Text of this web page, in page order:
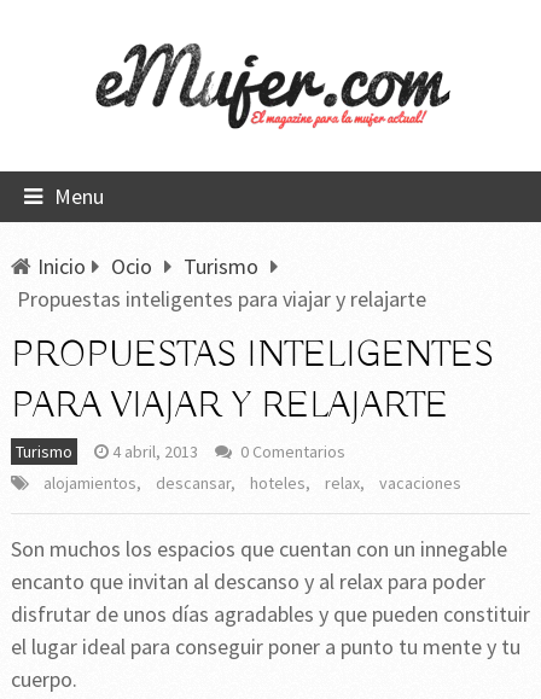
Menu
Inicio Ocio
Turismo
Propuestas inteligentes para viajar y relajarte
PROPUESTAS INTELIGENTES
PARA VIAJAR Y RELAJARTE
Turismo 4 abril, 2013
0 Comentarios
alojamientos, descansar, hoteles, relax, vacaciones
Son muchos los espacios que cuentan con un innegable
encanto que invitan al descanso y al relax para poder
disfrutar de unos días agradables y que pueden constituir
el lugar ideal para conseguir poner a punto tu mente y tu
cuerpo.